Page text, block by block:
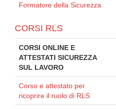
Formatore della Sicurezza
CORSI RLS
CORSI ONLINE E
ATTESTATI SICUREZZA
SUL LAVORO
Corso e attestato per
ricoprire il ruolo di RLS